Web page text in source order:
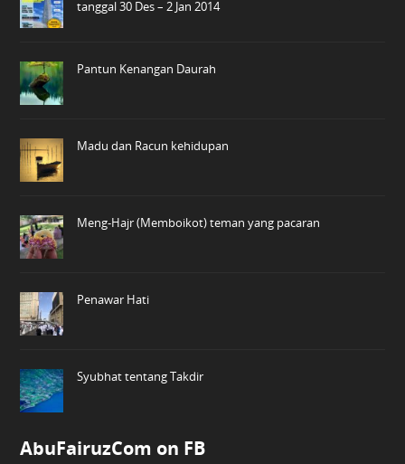
tanggal 30 Des – 2 Jan 2014
Pantun Kenangan Daurah
Madu dan Racun kehidupan
Meng-Hajr (Memboikot) teman yang pacaran
Penawar Hati
Syubhat tentang Takdir
AbuFairuzCom on FB